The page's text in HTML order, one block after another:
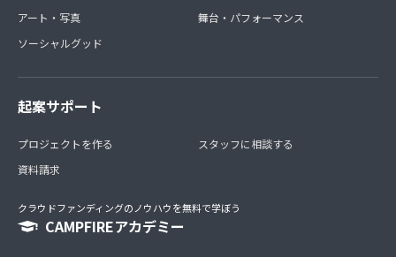
アート・写真
ソーシャルグッド
舞台・パフォーマンス
起案サポート
プロジェクトを作る
資料請求
スタッフに相談する
クラウドファンディングのノウハウを無料で学ぼう
CAMPFIREアカデミー